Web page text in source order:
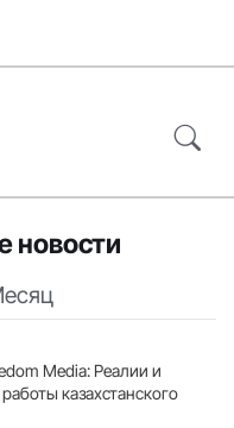
новости
Media: Реалии и
казахстанского